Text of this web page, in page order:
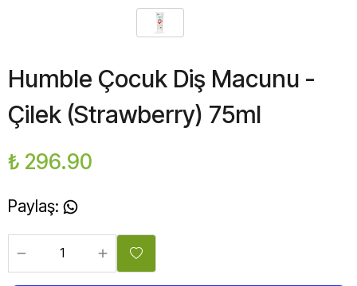
Humble Çocuk Diş Macunu -
Çilek (Strawberry) 75ml
₺ 296.90
Paylaş: